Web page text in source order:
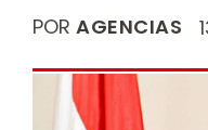
POR AGENCIAS